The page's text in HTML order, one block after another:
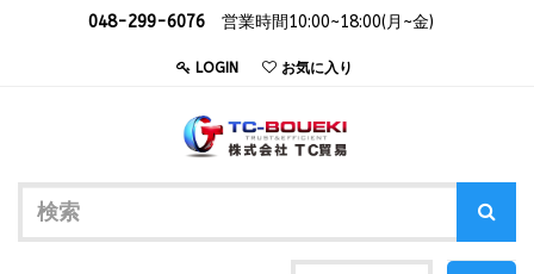
048-299-6076 営業時間10:00~18:00(月~金)
LOGIN お気に入り